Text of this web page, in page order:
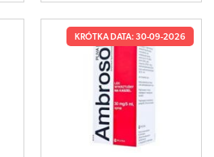
KRÓTKA DATA: 30-09-2026